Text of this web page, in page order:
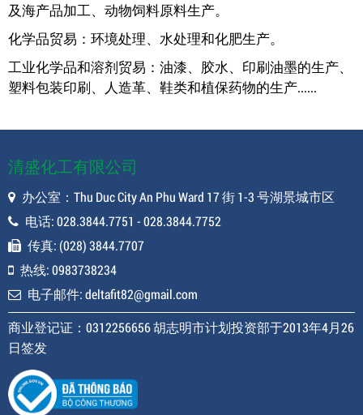
及海产品加工、动物饲料原料生产。
化学品贸易：环境处理、水处理和化肥生产。
工业化学品和溶剂贸易：油漆、胶水、印刷油墨的生产、
塑料包装印刷、人造革、鞋类和植保药物的生产......
清盛化工有限公司
办公室：Thu Duc City An Phu Ward 17 街 1-3 号湖景城市区
电话: 028.3844.7751 - 028.3844.7752
传真: (028) 3844.7707
热线: 0983738234
电子邮件: deltafit82@gmail.com
商业登记证：0312256656 胡志明市计划投资部于2013年4月26
日签发